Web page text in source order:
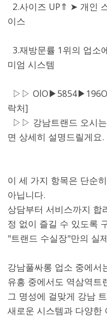
2.사이즈 UP⇑ ➤ 개인
이스
3.재방문률 1위의 업소
미엄 시스템
▷▷ OlO▶5854▶196O
락처]
▷▷ 강남트랜드 오시는
면 상세히 설명드릴게요.
이 세 가지 항목은 단순
아닙니다.
상담부터 서비스까지 합
정 없이 즐길 수 있도록
"트랜드 수실장"만의 실
강남풀싸롱 업소 중에서
유흥 중에서도 역삼역트
그 명성에 걸맞게 강남
새로운 시스템과 다양한